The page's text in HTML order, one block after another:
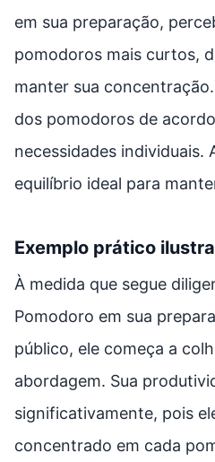
em sua preparação,
pomodoros mais curtos,
manter sua
dos pomodoros de
necessidades individuais.
equilíbrio ideal para
Exemplo prático
À medida que segue
Pomodoro em sua
público, ele começa a
abordagem. Sua
significativamente, pois
concentrado em cada